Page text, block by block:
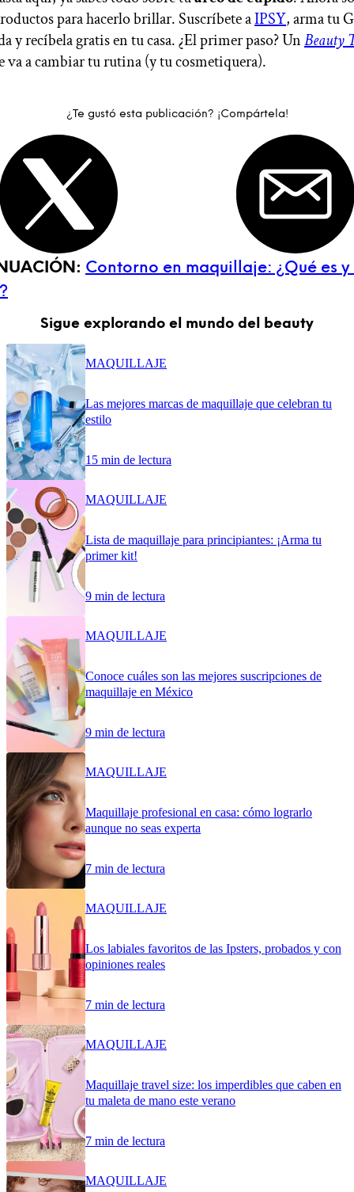
para hacerlo brillar. Suscríbete aIPSY, arma tu
y recíbela gratis en tu casa. ¿El primer paso? UnBeauty
va a cambiar tu rutina (y tu cosmetiquera).
¿Te gustó esta publicación? ¡Compártela!
Contorno en maquillaje: ¿Qué es
Sigue explorando el mundo del beauty
MAQUILLAJE
Las mejores marcas de maquillaje que celebran tu
estilo
15 min de lectura
MAQUILLAJE
Lista de maquillaje para principiantes: ¡Arma tu
primer kit!
9 min de lectura
MAQUILLAJE
Conoce cuáles son las mejores suscripciones de
maquillaje en México
9 min de lectura
MAQUILLAJE
Maquillaje profesional en casa: cómo lograrlo
aunque no seas experta
7 min de lectura
MAQUILLAJE
Los labiales favoritos de las Ipsters, probados y con
opiniones reales
7 min de lectura
MAQUILLAJE
Maquillaje travel size: los imperdibles que caben en
tu maleta de mano este verano
7 min de lectura
MAQUILLAJE